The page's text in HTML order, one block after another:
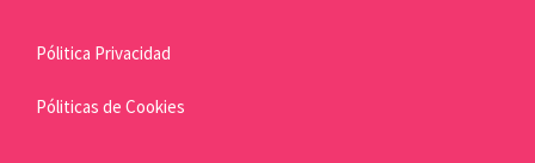
Pólitica Privacidad
Póliticas de Cookies